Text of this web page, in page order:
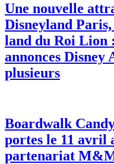
Une nouvelle
Disneyland
land du Roi Lion
annonces
plusieurs
Boardwalk
portes le 11 avril
partenariat